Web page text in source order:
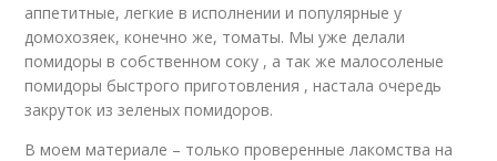
аппетитные, легкие в исполнении и популярные у
домохозяек, конечно же, томаты. Мы уже делали
помидоры в собственном соку , а так же малосоленые
помидоры быстрого приготовления , настала очередь
закруток из зеленых помидоров.
В моем материале – только проверенные лакомства на